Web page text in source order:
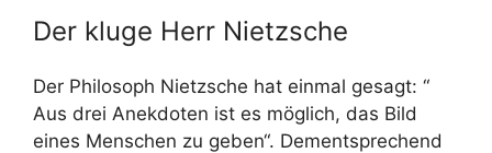
Der kluge Herr Nietzsche
Der Philosoph Nietzsche hat einmal gesagt: “
Aus drei Anekdoten ist es möglich, das Bild
eines Menschen zu geben“. Dementsprechend